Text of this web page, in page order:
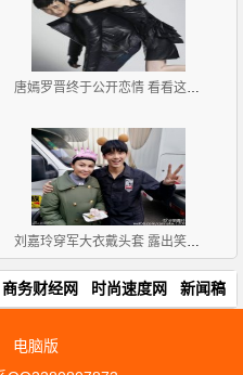
唐嫣罗晋终于公开恋情 看看这些小细节俩人早就甜似蜜
刘嘉玲穿军大衣戴头套 露出笑容略显僵硬
商务财经网 时尚速度网 新闻稿
电脑版